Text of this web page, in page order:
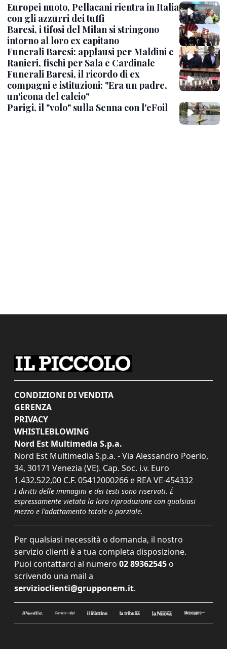
Europei nuoto, Pellacani rientra in Italia
con gli azzurri dei tuffi
Baresi, i tifosi del Milan si stringono
intorno al loro ex capitano
Funerali Baresi: applausi per Maldini e
Ranieri, fischi per Sala e Cardinale
Funerali Baresi, il ricordo di ex
compagni e istituzioni: "Era un padre,
un'icona del calcio"
Parigi, il "volo" sulla Senna con l'eFoil
CONDIZIONI DI VENDITA
GERENZA
PRIVACY
WHISTLEBLOWING
Nord Est Multimedia S.p.a.
Nord Est Multimedia S.p.a. - Via Alessandro Poerio,
34, 30171 Venezia (VE). Cap. Soc. i.v. Euro
1.432.522,00 C.F. 05412000266 e REA VE-454332
I diritti delle immagini e dei testi sono riservati. È
espressamente vietata la loro riproduzione con qualsiasi
mezzo e l'adattamento totale o parziale.
Per qualsiasi necessità o domanda, il nostro
servizio clienti è a tua completa disposizione.
Puoi contattarci al numero 02 89362545 o
scrivendo una mail a
servizioclienti@grupponem.it.